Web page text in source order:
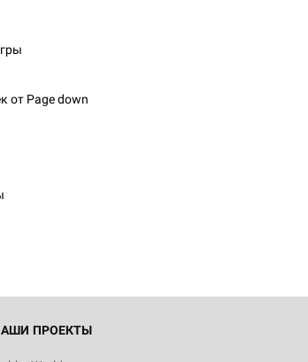
от Page down
ПРОЕКТЫ